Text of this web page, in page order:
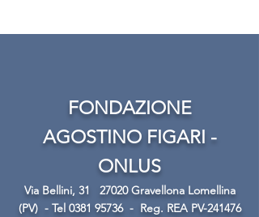
FONDAZIONE
AGOSTINO FIGARI -
ONLUS
Via Bellini, 31 27020 Gravellona Lomellina
(PV) - Tel 0381 95736- Reg. REA PV-241476